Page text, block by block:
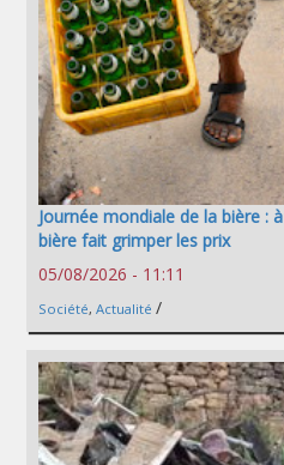
Journée mondiale de la bière :
bière fait grimper les prix
05/08/2026 - 11:11
Société, Actualité /